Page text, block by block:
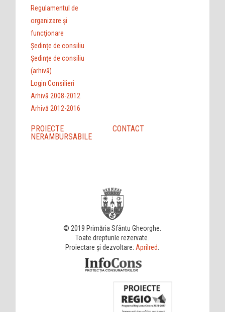
Regulamentul de
organizare şi
funcţionare
Ședințe de consiliu
Ședințe de consiliu
(arhivă)
Login Consilieri
Arhivă 2008-2012
Arhivă 2012-2016
PROIECTE
NERAMBURSABILE
CONTACT
© 2019 Primăria Sfântu Gheorghe.
Toate drepturile rezervate.
Proiectare și dezvoltare: Aprilred